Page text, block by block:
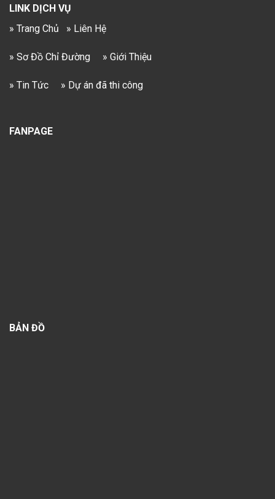
LINK DỊCH VỤ
» Trang Chủ
» Liên Hệ
» Sơ Đồ Chỉ Đường » Giới Thiệu
» Tin Tức » Dự án đã thi công
FANPAGE
BẢN ĐỒ